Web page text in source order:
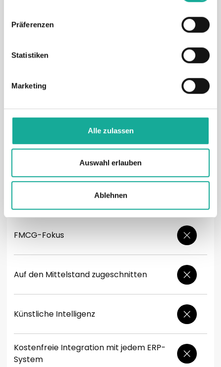
Präferenzen
Statistiken
Marketing
Alle zulassen
Auswahl erlauben
Ablehnen
Andere Anbieter
System
Monatliche Subskription
FMCG-Fokus
Auf den Mittelstand zugeschnitten
Künstliche Intelligenz
Kostenfreie Integration mit jedem ERP-
System